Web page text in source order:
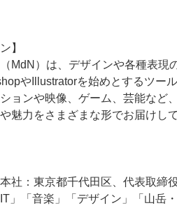
】
MdN）は、デザインや各種表
やIllustratorを始めとするツー
ョンや映像、ゲーム、芸能など
魅力をさまざまな形でお届けして
社：東京都千代田区、代表取締
」「音楽」「デザイン」「山岳